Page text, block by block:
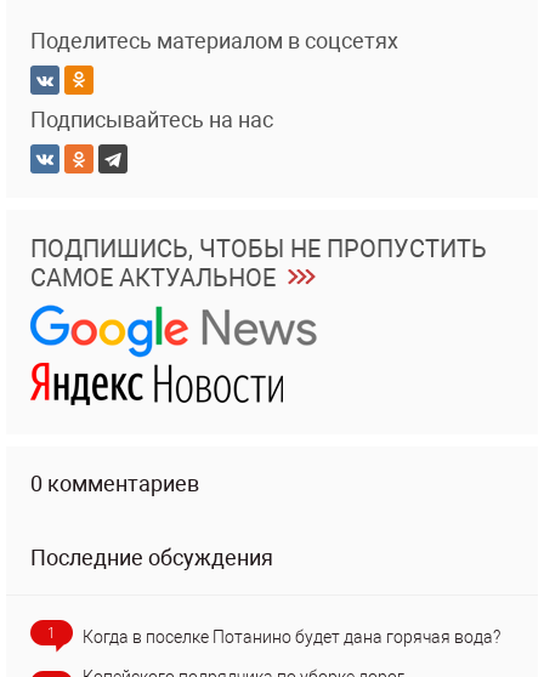
Поделитесь материалом в соцсетях
Подписывайтесь на нас
ПОДПИШИСЬ, ЧТОБЫ НЕ ПРОПУСТИТЬ
САМОЕ АКТУАЛЬНОЕ
0 комментариев
Последние обсуждения
1 Когда в поселке Потанино будет дана горячая вода?